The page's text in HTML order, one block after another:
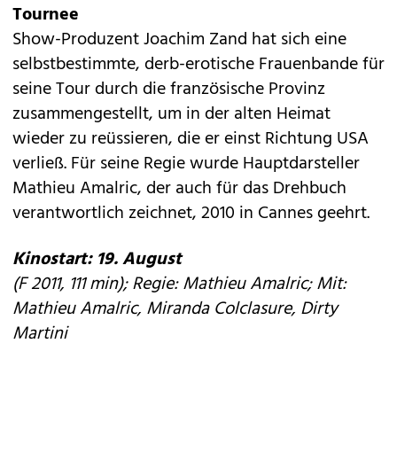
Tournee
Show-Produzent Joachim Zand hat sich eine
selbstbestimmte, derb-erotische Frauenbande für
seine Tour durch die französische Provinz
zusammengestellt, um in der alten Heimat
wieder zu reüssieren, die er einst Richtung USA
verließ. Für seine Regie wurde Hauptdarsteller
Mathieu Amalric, der auch für das Drehbuch
verantwortlich zeichnet, 2010 in Cannes geehrt.
Kinostart: 19. August
(F 2011, 111 min); Regie: Mathieu Amalric; Mit:
Mathieu Amalric, Miranda Colclasure, Dirty
Martini